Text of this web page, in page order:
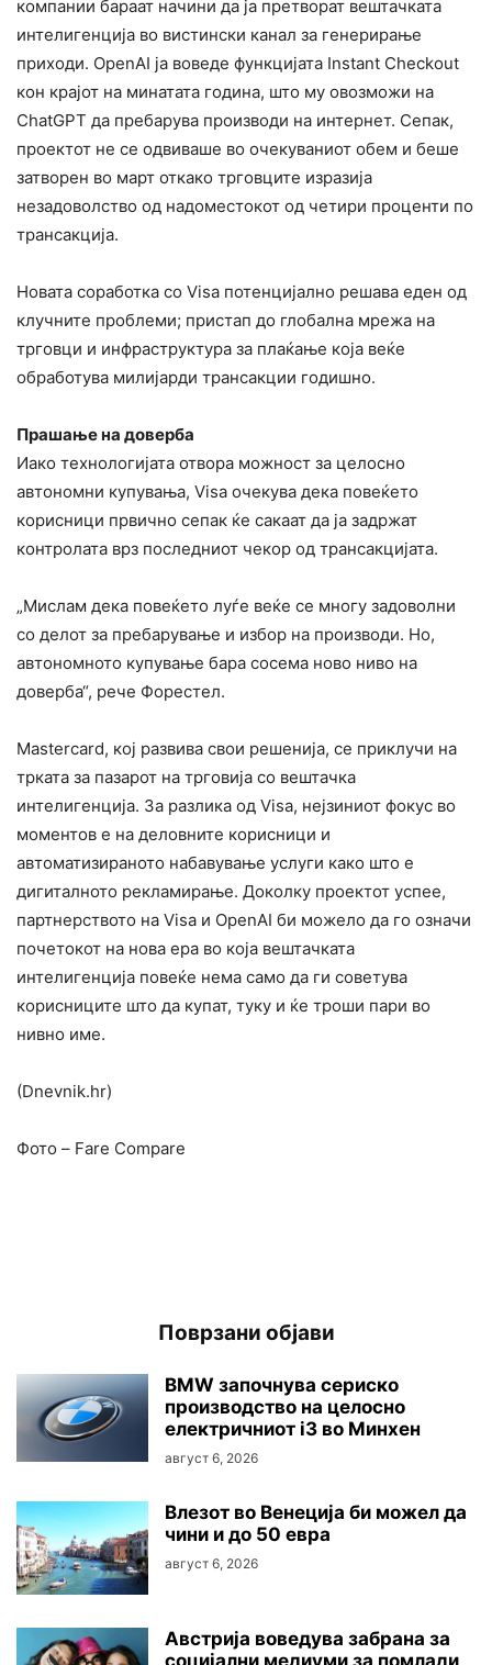
компании бараат начини да ја претворат вештачката
интелигенција во вистински канал за генерирање
приходи. OpenAI ја воведе функцијата Instant Checkout
кон крајот на минатата година, што му овозможи на
ChatGPT да пребарува производи на интернет. Сепак,
проектот не се одвиваше во очекуваниот обем и беше
затворен во март откако трговците изразија
незадоволство од надоместокот од четири проценти по
трансакција.
Новата соработка со Visa потенцијално решава еден од
клучните проблеми; пристап до глобална мрежа на
трговци и инфраструктура за плаќање која веќе
обработува милијарди трансакции годишно.
Прашање на доверба
Иако технологијата отвора можност за целосно
автономни купувања, Visa очекува дека повеќето
корисници првично сепак ќе сакаат да ја задржат
контролата врз последниот чекор од трансакцијата.
„Мислам дека повеќето луѓе веќе се многу задоволни
со делот за пребарување и избор на производи. Но,
автономното купување бара сосема ново ниво на
доверба“, рече Форестел.
Mastercard, кој развива свои решенија, се приклучи на
трката за пазарот на трговија со вештачка
интелигенција. За разлика од Visa, нејзиниот фокус во
моментов е на деловните корисници и
автоматизираното набавување услуги како што е
дигиталното рекламирање. Доколку проектот успее,
партнерството на Visa и OpenAI би можело да го означи
почетокот на нова ера во која вештачката
интелигенција повеќе нема само да ги советува
корисниците што да купат, туку и ќе троши пари во
нивно име.
(Dnevnik.hr)
Фото – Fare Compare
Поврзани објави
BMW започнува сериско
производство на целосно
електричниот i3 во Минхен
август 6, 2026
Влезот во Венеција би можел да
чини и до 50 евра
август 6, 2026
Австриjа воведува забрана за